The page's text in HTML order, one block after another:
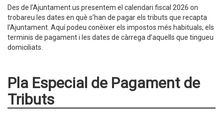
Des de l’Ajuntament us presentem el calendari fiscal 2026 on
trobareu les dates en què s’han de pagar els tributs que recapta
l’Ajuntament. Aquí podeu conèixer els impostos més habituals, els
terminis de pagament i les dates de càrrega d’aquells que tingueu
domiciliats.
Pla Especial de Pagament de
Tributs